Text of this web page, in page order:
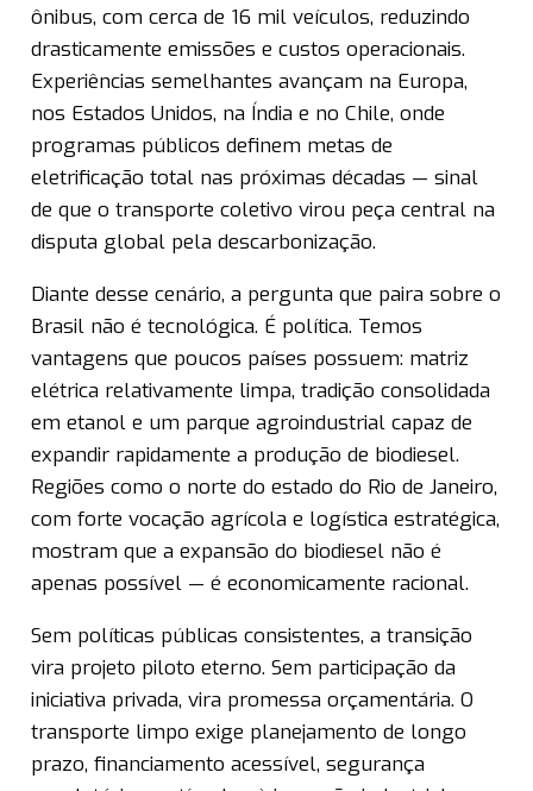
ônibus, com cerca de 16 mil veículos, reduzindo
drasticamente emissões e custos operacionais.
Experiências semelhantes avançam na Europa,
nos Estados Unidos, na Índia e no Chile, onde
programas públicos definem metas de
eletrificação total nas próximas décadas — sinal
de que o transporte coletivo virou peça central na
disputa global pela descarbonização.
Diante desse cenário, a pergunta que paira sobre o
Brasil não é tecnológica. É política. Temos
vantagens que poucos países possuem: matriz
elétrica relativamente limpa, tradição consolidada
em etanol e um parque agroindustrial capaz de
expandir rapidamente a produção de biodiesel.
Regiões como o norte do estado do Rio de Janeiro,
com forte vocação agrícola e logística estratégica,
mostram que a expansão do biodiesel não é
apenas possível — é economicamente racional.
Sem políticas públicas consistentes, a transição
vira projeto piloto eterno. Sem participação da
iniciativa privada, vira promessa orçamentária. O
transporte limpo exige planejamento de longo
prazo, financiamento acessível, segurança